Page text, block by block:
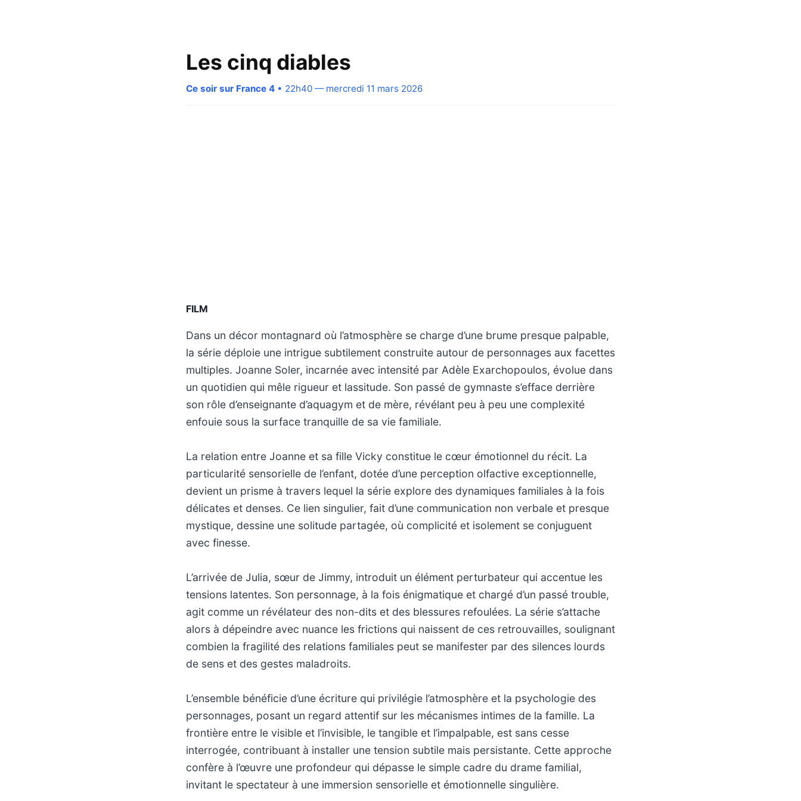
Les cinq diables
Ce soir sur France 4 • 22h40 — mercredi 11 mars 2026
FILM
Dans un décor montagnard où l’atmosphère se charge d’une brume presque palpable,
la série déploie une intrigue subtilement construite autour de personnages aux facettes
multiples. Joanne Soler, incarnée avec intensité par Adèle Exarchopoulos, évolue dans
un quotidien qui mêle rigueur et lassitude. Son passé de gymnaste s’efface derrière
son rôle d’enseignante d’aquagym et de mère, révélant peu à peu une complexité
enfouie sous la surface tranquille de sa vie familiale.
La relation entre Joanne et sa fille Vicky constitue le cœur émotionnel du récit. La
particularité sensorielle de l’enfant, dotée d’une perception olfactive exceptionnelle,
devient un prisme à travers lequel la série explore des dynamiques familiales à la fois
délicates et denses. Ce lien singulier, fait d’une communication non verbale et presque
mystique, dessine une solitude partagée, où complicité et isolement se conjuguent
avec finesse.
L’arrivée de Julia, sœur de Jimmy, introduit un élément perturbateur qui accentue les
tensions latentes. Son personnage, à la fois énigmatique et chargé d’un passé trouble,
agit comme un révélateur des non-dits et des blessures refoulées. La série s’attache
alors à dépeindre avec nuance les frictions qui naissent de ces retrouvailles, soulignant
combien la fragilité des relations familiales peut se manifester par des silences lourds
de sens et des gestes maladroits.
L’ensemble bénéficie d’une écriture qui privilégie l’atmosphère et la psychologie des
personnages, posant un regard attentif sur les mécanismes intimes de la famille. La
frontière entre le visible et l’invisible, le tangible et l’impalpable, est sans cesse
interrogée, contribuant à installer une tension subtile mais persistante. Cette approche
confère à l’œuvre une profondeur qui dépasse le simple cadre du drame familial,
invitant le spectateur à une immersion sensorielle et émotionnelle singulière.